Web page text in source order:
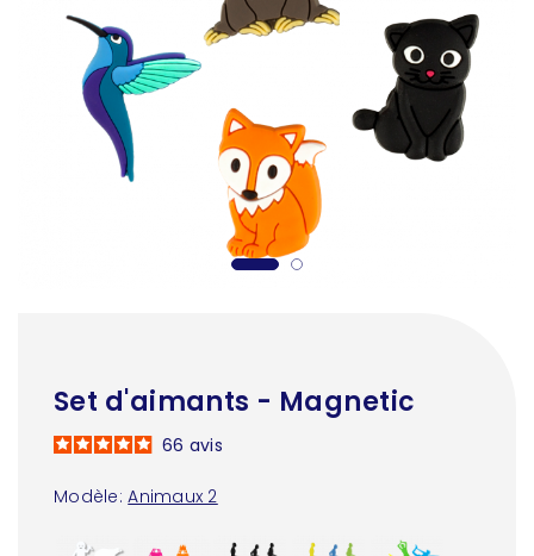
Set d'aimants - Magnetic
Modèle: Animaux 2
66 avis